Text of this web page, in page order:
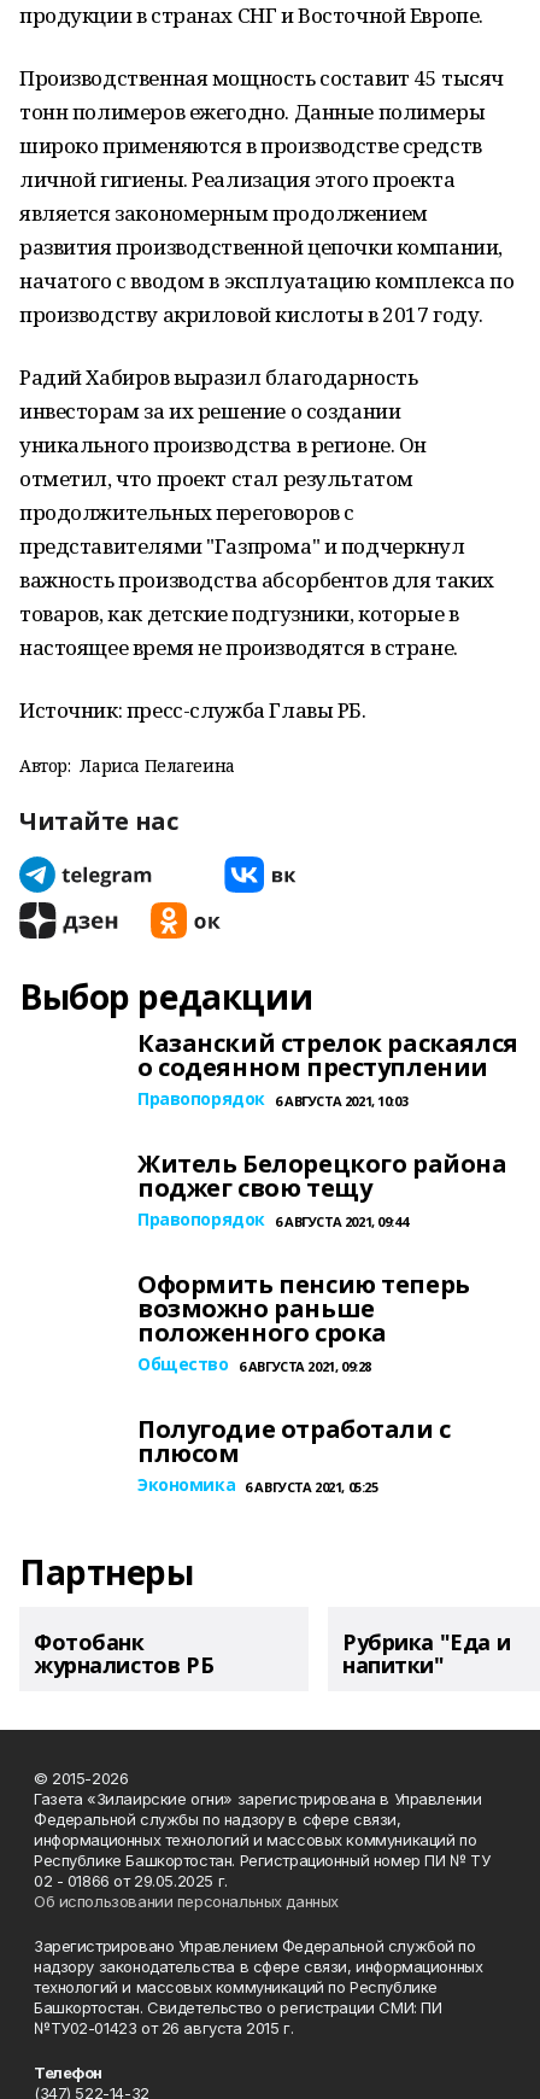
продукции в странах СНГ и Восточной Европе.
Производственная мощность составит 45 тысяч
тонн полимеров ежегодно. Данные полимеры
широко применяются в производстве средств
личной гигиены. Реализация этого проекта
является закономерным продолжением
развития производственной цепочки компании,
начатого с вводом в эксплуатацию комплекса по
производству акриловой кислоты в 2017 году.
Радий Хабиров выразил благодарность
инвесторам за их решение о создании
уникального производства в регионе. Он
отметил, что проект стал результатом
продолжительных переговоров с
представителями "Газпрома" и подчеркнул
важность производства абсорбентов для таких
товаров, как детские подгузники, которые в
настоящее время не производятся в стране.
Источник: пресс-служба Главы РБ.
Автор: Лариса Пелагеина
Читайте нас
Выбор редакции
Казанский стрелок раскаялся
о содеянном преступлении
Правопорядок 6 АВГУСТА 2021, 10:03
Житель Белорецкого района
поджег свою тещу
Правопорядок 6 АВГУСТА 2021, 09:44
Оформить пенсию теперь
возможно раньше
положенного срока
Общество 6 АВГУСТА 2021, 09:28
Полугодие отработали с
плюсом
Экономика 6 АВГУСТА 2021, 05:25
Партнеры
Фотобанк
журналистов РБ
Рубрика "Еда и
напитки"
© 2015-2026
Газета «Зилаирские огни» зарегистрирована в Управлении
Федеральной службы по надзору в сфере связи,
информационных технологий и массовых коммуникаций по
Республике Башкортостан. Регистрационный номер ПИ № ТУ
02 - 01866 от 29.05.2025 г.
Об использовании персональных данных
Зарегистрировано Управлением Федеральной службой по
надзору законодательства в сфере связи, информационных
технологий и массовых коммуникаций по Республике
Башкортостан. Свидетельство о регистрации СМИ: ПИ
№ТУ02-01423 от 26 августа 2015 г.
Телефон
(347) 522-14-32